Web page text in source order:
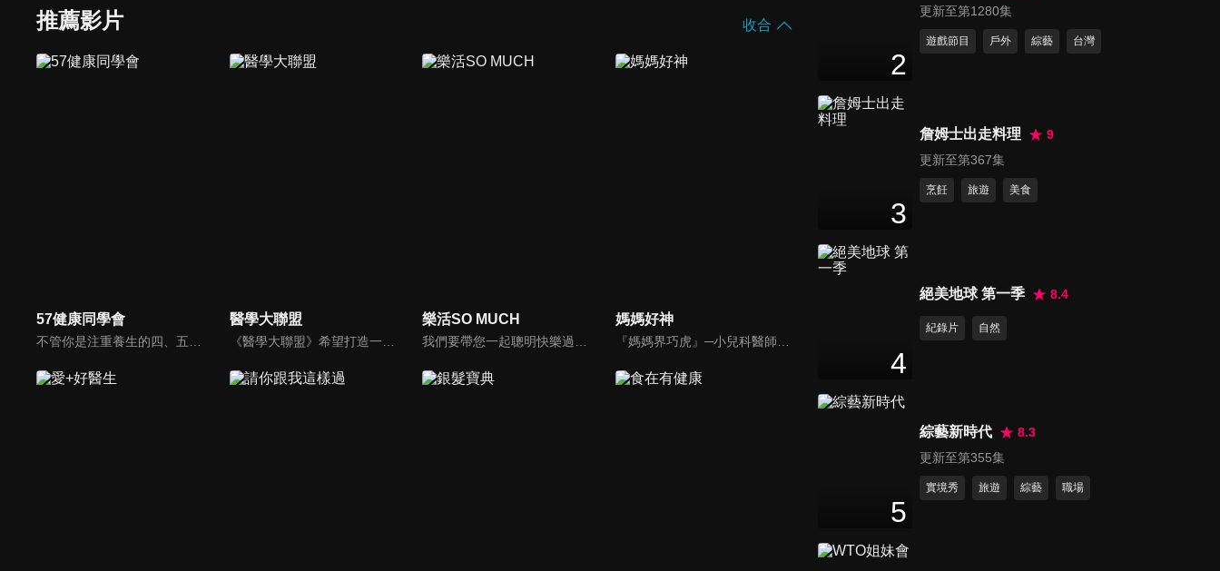
推薦影片 收合
57健康同學會 醫學大聯盟 樂活SO MUCH 媽媽好神
第933集 醫師救救我！這些病
47 分鐘
47分鐘
第935集 讓你欲哭無淚，當心
總是檢查不出來？！
47
第938集 身體「歹鬥陣」？！
原來是疾病惹的禍？
2
更新至第1280集
遊戲節目 戶外 綜藝 台灣
3
詹姆士出走料理
9
更新至第367集
烹飪 旅遊 美食
4
絕美地球 第一季 8.4
紀錄片 自然
5
綜藝新時代
8.3
更新至第355集
實境秀 旅遊 綜藝 職場